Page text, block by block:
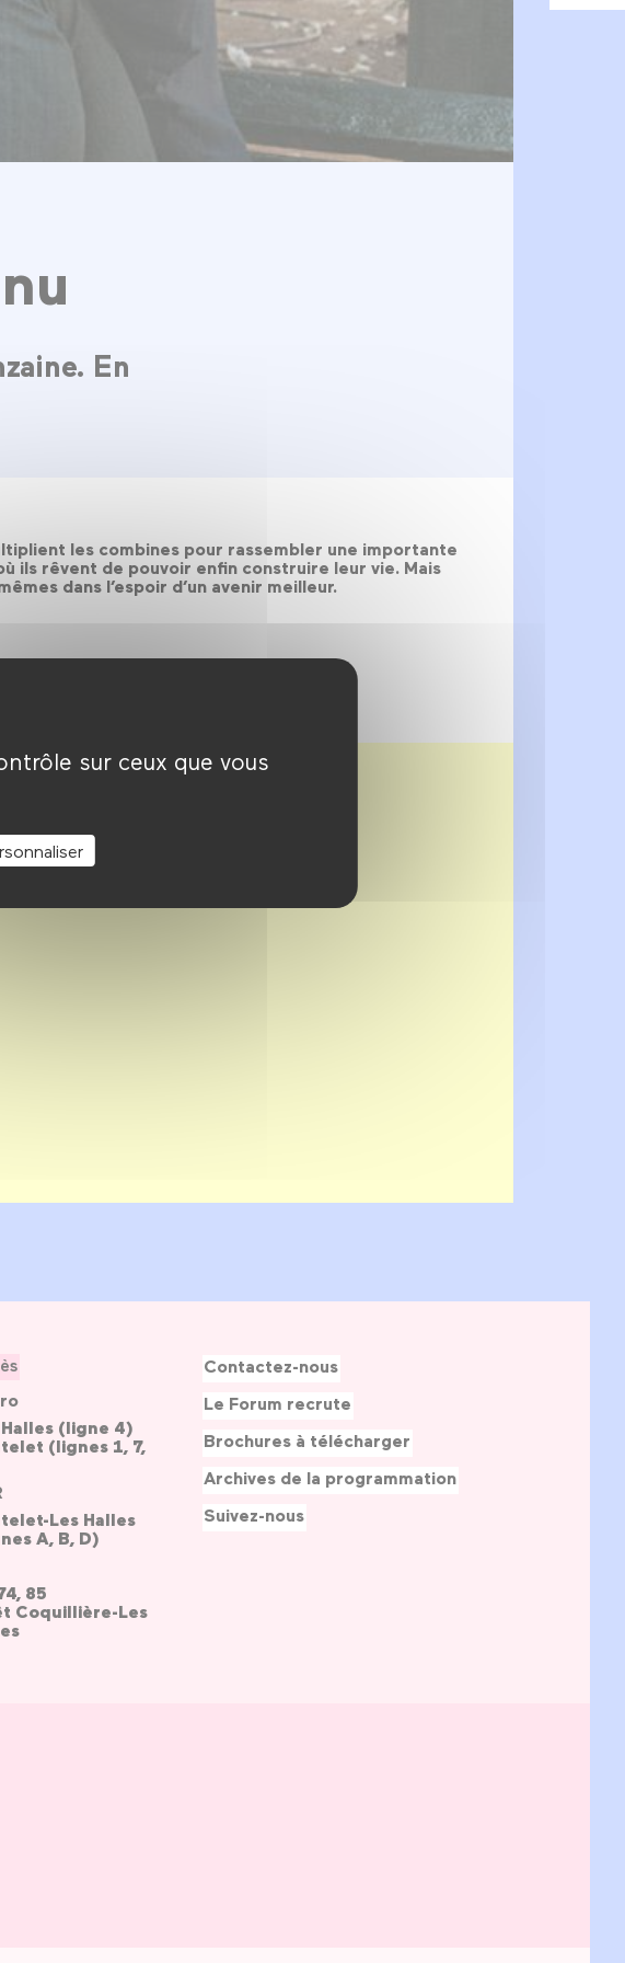
sur ceux que vous
En
les combines pour rassembler une importante
ils rêvent de pouvoir enfin construire leur vie. Mais
dans l’espoir d’un avenir meilleur.
Halles (ligne 4)
(lignes 1, 7,
Les Halles
A, B, D)
85
Coquillière-Les
Contactez-nous
Le Forum recrute
Brochures à télécharger
Archives de la programmation
Suivez-nous